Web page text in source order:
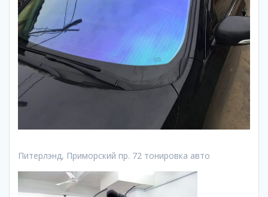
Питерлэнд, Приморский пр. 72 тонировка авто